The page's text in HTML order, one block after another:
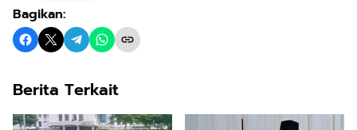
Bagikan:
Berita Terkait